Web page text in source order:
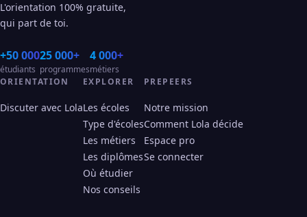
L'orientation 100% gratuite,
qui part de toi.
+50 000
étudiants
25 000+
programmes
4 000+
métiers
ORIENTATION
Discuter avec Lola
EXPLORER
Les écoles
Type d'écoles
Les métiers
Les diplômes
Où étudier
Nos conseils
PREPEERS
Notre mission
Comment Lola décide
Espace pro
Se connecter